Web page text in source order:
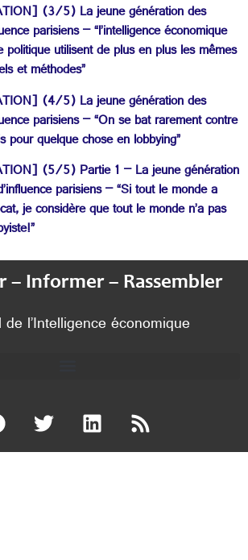
(3/5) La jeune génération des
parisiens – “l’intelligence économique
politique utilisent de plus en plus les mêmes
et méthodes”
(4/5) La jeune génération des
parisiens – “On se bat rarement contre
pour quelque chose en lobbying”
(5/5) Partie 1 – La jeune génération
parisiens – “Si tout le monde a
je considère que tout le monde n’a pas
– Informer – Rassembler
l’Intelligence économique